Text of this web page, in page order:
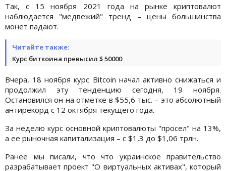
Так, с 15 ноября 2021 года на рынке криптовалют
наблюдается "медвежий" тренд – цены большинства
монет падают.
Читайте также:
Курс биткоина превысил $ 50000
Вчера, 18 ноября курс Bitcoin начал активно снижаться и
продолжил эту тенденцию сегодня, 19 ноября.
Остановился он на отметке в $55,6 тыс. – это абсолютный
антирекорд с 12 октября текущего года.
За неделю курс основной криптовалюты "просел" на 13%,
а ее рыночная капитализация – с $1,3 до $1,06 трлн.
Ранее мы писали, что что украинское правительство
разрабатывает проект "О виртуальных активах", который